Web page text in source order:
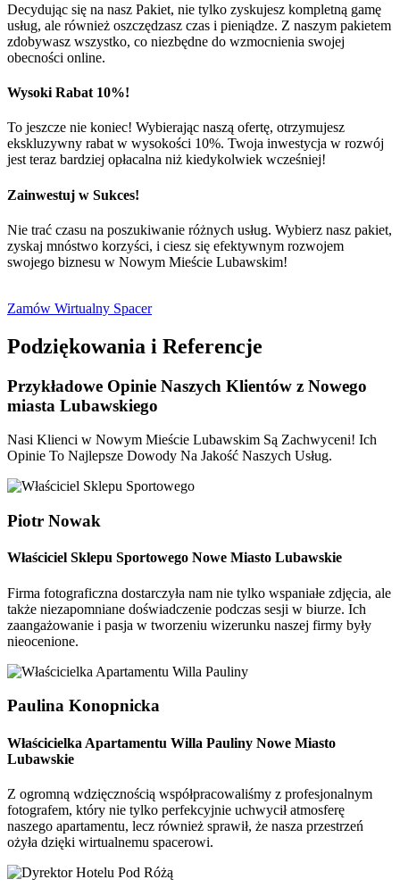
Decydując się na nasz Pakiet, nie tylko zyskujesz kompletną gamę
usług, ale również oszczędzasz czas i pieniądze. Z naszym pakietem
zdobywasz wszystko, co niezbędne do wzmocnienia swojej
obecności online.
Wysoki Rabat 10%!
To jeszcze nie koniec! Wybierając naszą ofertę, otrzymujesz
ekskluzywny rabat w wysokości 10%. Twoja inwestycja w rozwój
jest teraz bardziej opłacalna niż kiedykolwiek wcześniej!
Zainwestuj w Sukces!
Nie trać czasu na poszukiwanie różnych usług. Wybierz nasz pakiet,
zyskaj mnóstwo korzyści, i ciesz się efektywnym rozwojem
swojego biznesu w Nowym Mieście Lubawskim!
Zamów Wirtualny Spacer
Podziękowania i Referencje
Przykładowe Opinie Naszych Klientów z Nowego
miasta Lubawskiego
Nasi Klienci w Nowym Mieście Lubawskim Są Zachwyceni! Ich
Opinie To Najlepsze Dowody Na Jakość Naszych Usług.
Piotr Nowak
Właściciel Sklepu Sportowego Nowe Miasto Lubawskie
Firma fotograficzna dostarczyła nam nie tylko wspaniałe zdjęcia, ale
także niezapomniane doświadczenie podczas sesji w biurze. Ich
zaangażowanie i pasja w tworzeniu wizerunku naszej firmy były
nieocenione.
Paulina Konopnicka
Właścicielka Apartamentu Willa Pauliny Nowe Miasto
Lubawskie
Z ogromną wdzięcznością współpracowaliśmy z profesjonalnym
fotografem, który nie tylko perfekcyjnie uchwycił atmosferę
naszego apartamentu, lecz również sprawił, że nasza przestrzeń
ożyła dzięki wirtualnemu spacerowi.